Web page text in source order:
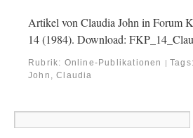
Artikel von Claudia John in Forum
14 (1984). Download:
Rubrik: Online-Publikationen | Tags:
John, Claudia